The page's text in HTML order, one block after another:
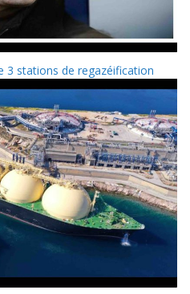
3 stations de regazéification